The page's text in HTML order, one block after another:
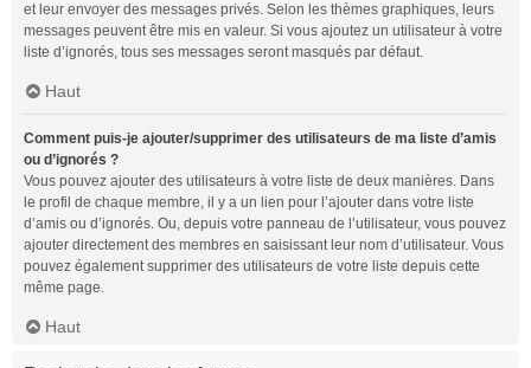
et leur envoyer des messages privés. Selon les thèmes graphiques, leurs
messages peuvent être mis en valeur. Si vous ajoutez un utilisateur à votre
liste d’ignorés, tous ses messages seront masqués par défaut.
Haut
Comment puis-je ajouter/supprimer des utilisateurs de ma liste d’amis
ou d’ignorés ?
Vous pouvez ajouter des utilisateurs à votre liste de deux manières. Dans
le profil de chaque membre, il y a un lien pour l’ajouter dans votre liste
d’amis ou d’ignorés. Ou, depuis votre panneau de l’utilisateur, vous pouvez
ajouter directement des membres en saisissant leur nom d’utilisateur. Vous
pouvez également supprimer des utilisateurs de votre liste depuis cette
même page.
Haut